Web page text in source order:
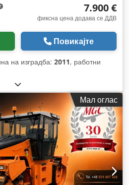
7.900 €
фиксна цена додава се ДДВ
Повикајте
на изградба: 2011, работни
Мал оглас